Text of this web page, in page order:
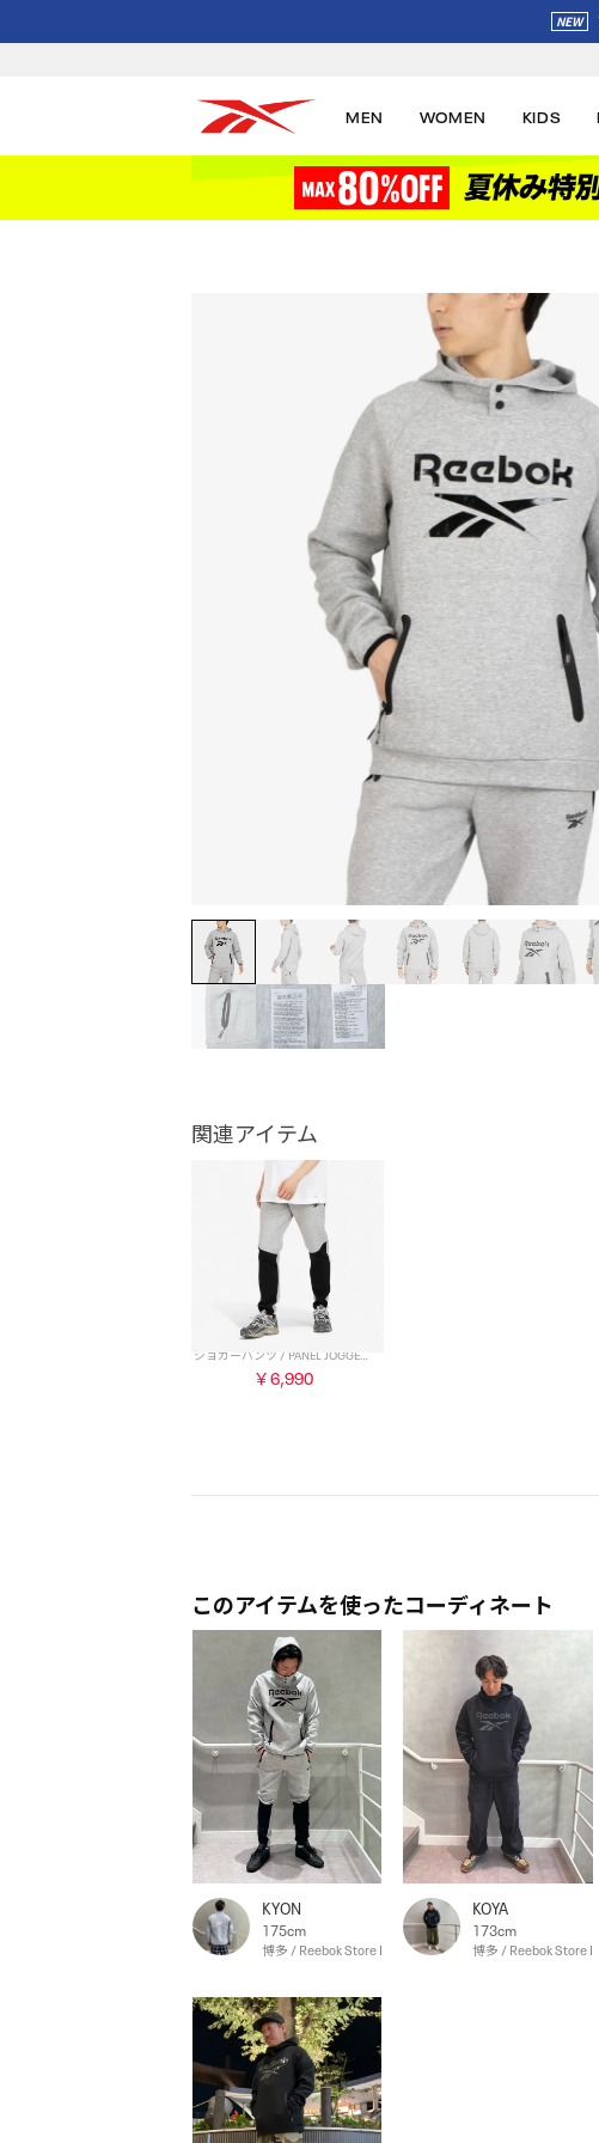
MEN WOMEN KIDS
関連アイテム
￥6,990
このアイテムを使ったコーディネート
KYON
175cm
博多 / Reebok Store Hakata
KOYA
173cm
博多 / Reebok Store